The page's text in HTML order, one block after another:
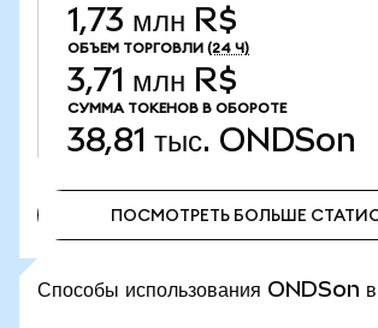
1,73 млн R$
ОБЪЕМ ТОРГОВЛИ (24 Ч)
3,71 млн R$
СУММА ТОКЕНОВ В ОБОРОТЕ
38,81 тыс. ONDSon
ПОСМОТРЕТЬ БОЛЬШЕ
Способы использования